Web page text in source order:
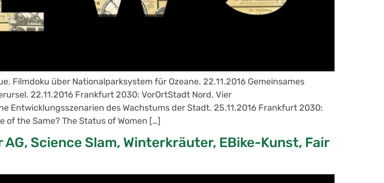
Filmdoku über Nationalparksystem für Ozeane. 22.11.2016 Gemeinsames
22.11.2016 Frankfurt 2030: VorOrtStadt Nord. Vier
Entwicklungsszenarien des Wachstums der Stadt. 25.11.2016 Frankfurt 2030:
of the Same? The Status of Women […]
Science Slam, Winterkräuter, EBike-Kunst, Fair